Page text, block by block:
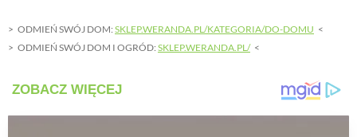
ODMIEŃ SWÓJ DOM: SKLEP.WERANDA.PL/KATEGORIA/DO-DOMU
ODMIEŃ SWÓJ DOM I OGRÓD: SKLEP.WERANDA.PL/